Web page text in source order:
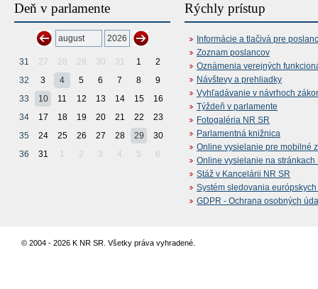
Deň v parlamente
31 27 28 29 30 31 1
2
32
3 4 5 6 7 8
9
33
10 11 12 13 14 15
16
34
17 18 19 20 21 22
23
35
24 25 26 27 28 29
30
36
31 1 2 3 4 5 6
Rýchly prístup
Informácie a tlačivá pre
Zoznam poslancov
Oznámenia verejných
Návštevy a prehliadky
Vyhľadávanie v návrhoch
Týždeň v parlamente
Fotogaléria NR SR
Parlamentná knižnica
Online vysielanie pre mobilné
Online vysielanie na stránkach
Stáž v Kancelárii NR SR
Systém sledovania
GDPR - Ochrana osobných
© 2004 - 2026 K NR SR. Všetky práva vyhradené.